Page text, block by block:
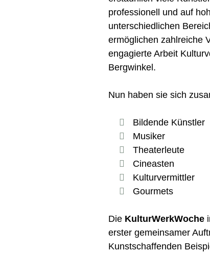
professionell und auf
unterschiedlichen
ermöglichen zahlreiche
engagierte Arbeit
Bergwinkel.
Nun haben sie sich
Bildende Künstler
Musiker
Theaterleute
Cineasten
Kulturvermittler
Gourmets
Die KulturWerkWoche
erster gemeinsamer
Kunstschaffenden